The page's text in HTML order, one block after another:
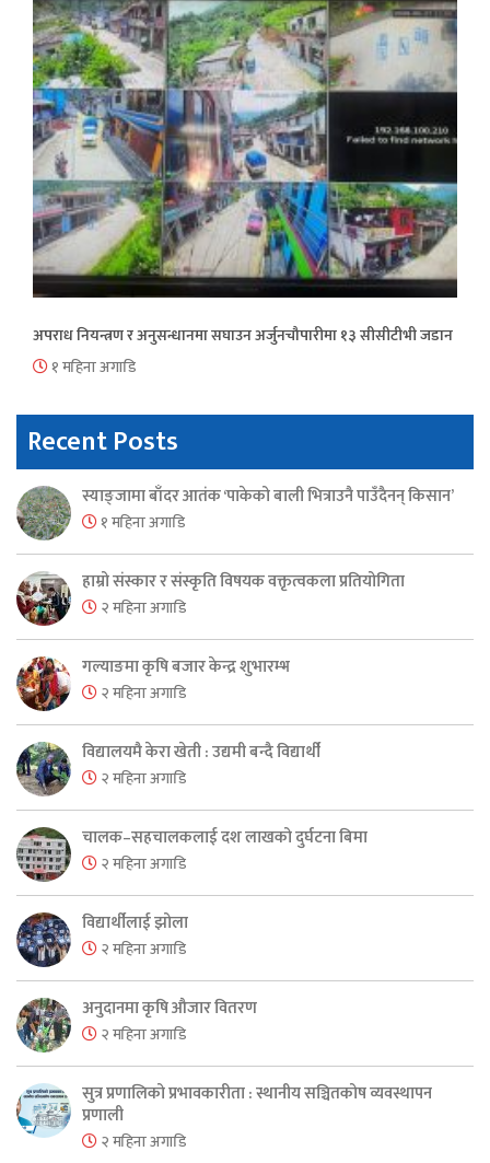
अपराध नियन्त्रण र अनुसन्धानमा सघाउन अर्जुनचौपारीमा १३ सीसीटीभी जडान
१ महिना अगाडि
Recent Posts
स्याङ्जामा बाँदर आतंक ‘पाकेको बाली भित्राउनै पाउँदैनन् किसान’
१ महिना अगाडि
हाम्रो संस्कार र संस्कृति विषयक वक्तृत्वकला प्रतियोगिता
२ महिना अगाडि
गल्याङमा कृषि बजार केन्द्र शुभारम्भ
२ महिना अगाडि
विद्यालयमै केरा खेती : उद्यमी बन्दै विद्यार्थी
२ महिना अगाडि
चालक–सहचालकलाई दश लाखको दुर्घटना बिमा
२ महिना अगाडि
विद्यार्थीलाई झोला
२ महिना अगाडि
अनुदानमा कृषि औजार वितरण
२ महिना अगाडि
सुत्र प्रणालिको प्रभावकारीता : स्थानीय सञ्चितकोष व्यवस्थापन
प्रणाली
२ महिना अगाडि